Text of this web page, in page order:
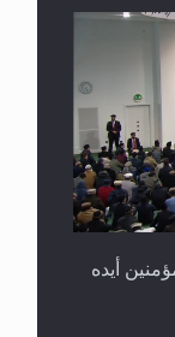
أيده